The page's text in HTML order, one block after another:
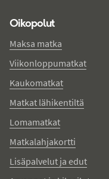
Oikopolut
Maksa matka
Viikonloppumatkat
Kaukomatkat
Matkat lähikentiltä
Lomamatkat
Matkalahjakortti
Lisäpalvelut ja edut